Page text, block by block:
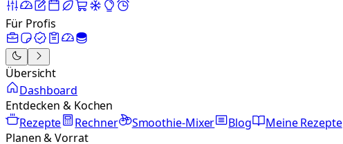
Für Profis
Übersicht
Dashboard
Entdecken & Kochen
Rezepte
Rechner Smoothie-Mixer Blog
Meine Rezepte
Planen & Vorrat